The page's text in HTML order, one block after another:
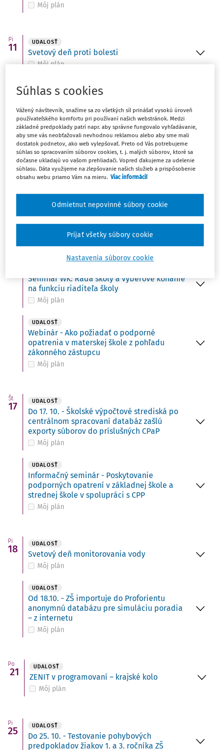
Môj plán
Pi
11 UDALOSŤ
Svetový deň proti bolesti
Môj plán
15
Do 15. 10. - Ministerstvo školstva zverejní na
svojom webovom sídle termíny konania
prijímacích skúšok
Môj plán
UDALOSŤ
Môj plán
UDALOSŤ
VÚDPaP: Kto z koho – ako udržať hranice
Môj plán
Seminár WK: Rada školy a výberové konanie
na funkciu riaditeľa školy
Môj plán
UDALOSŤ
Webinár - Ako požiadať o podporné
opatrenia v materskej škole z pohľadu
zákonného zástupcu
Môj plán
Št
17 UDALOSŤ
Do 17. 10. - Školské výpočtové strediská po
centrálnom spracovaní databáz zašlú
exporty súborov do príslušných CPaP
Môj plán
UDALOSŤ
Informačný seminár - Poskytovanie
podporných opatrení v základnej škole a
strednej škole v spolupráci s CPP
Môj plán
Pi
18 UDALOSŤ
Svetový deň monitorovania vody
Môj plán
UDALOSŤ
Od 18.10. - ZŠ importuje do Proforientu
anonymnú databázu pre simuláciu poradia
– z internetu
Môj plán
Po
21 UDALOSŤ
ZENIT v programovaní – krajské kolo
Môj plán
Pi
25 UDALOSŤ
Do 25. 10. - Testovanie pohybových
predpokladov žiakov 1. a 3. ročníka ZŠ
Súhlas s cookies
Vážený návštevník, snažíme sa zo všetkých síl prinášať vysokú úroveň
používateľského komfortu pri používaní našich webstránok. Medzi
základné predpoklady patrí napr. aby správne fungovalo vyhľadávanie,
aby sme vás neobťažovali nevhodnou reklamou alebo aby sme mali
dostatok podnetov, ako web vylepšovať. Preto od Vás potrebujeme
súhlas so spracovaním súborov cookies, t. j. malých súborov, ktoré sa
dočasne ukladajú vo vašom prehliadači. Vopred ďakujeme za udelenie
súhlasu. Dáta využijeme na zlepšovanie našich služieb a prispôsobenie
obsahu webu priamo Vám na mieru. Viac informácií
Nastavenia súborov cookie
Odmietnut nepovinné súbory cookie
Prijať všetky súbory cookie